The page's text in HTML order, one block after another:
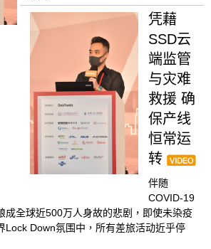
凭藉
SSD云
端监管
与灾难
救援 确
保产线
恒常运
转
伴随
COVID-19
成全球近500万人身故的悲剧，即使未染疫
Lock Down氛围中，所有差旅活动近乎停